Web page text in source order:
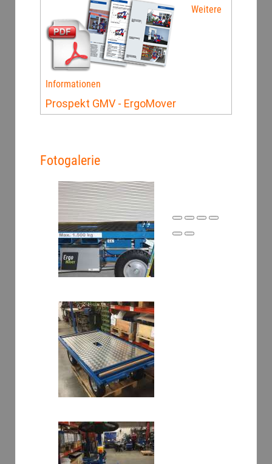
Weitere
Informationen
Prospekt GMV - ErgoMover
Fotogalerie